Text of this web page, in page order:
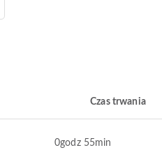
Czas trwania
0godz 55min